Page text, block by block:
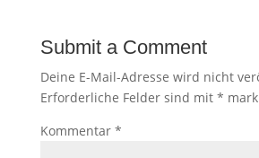
Submit a Comment
Deine E-Mail-Adresse wird nicht
Erforderliche Felder sind mit *
Kommentar *